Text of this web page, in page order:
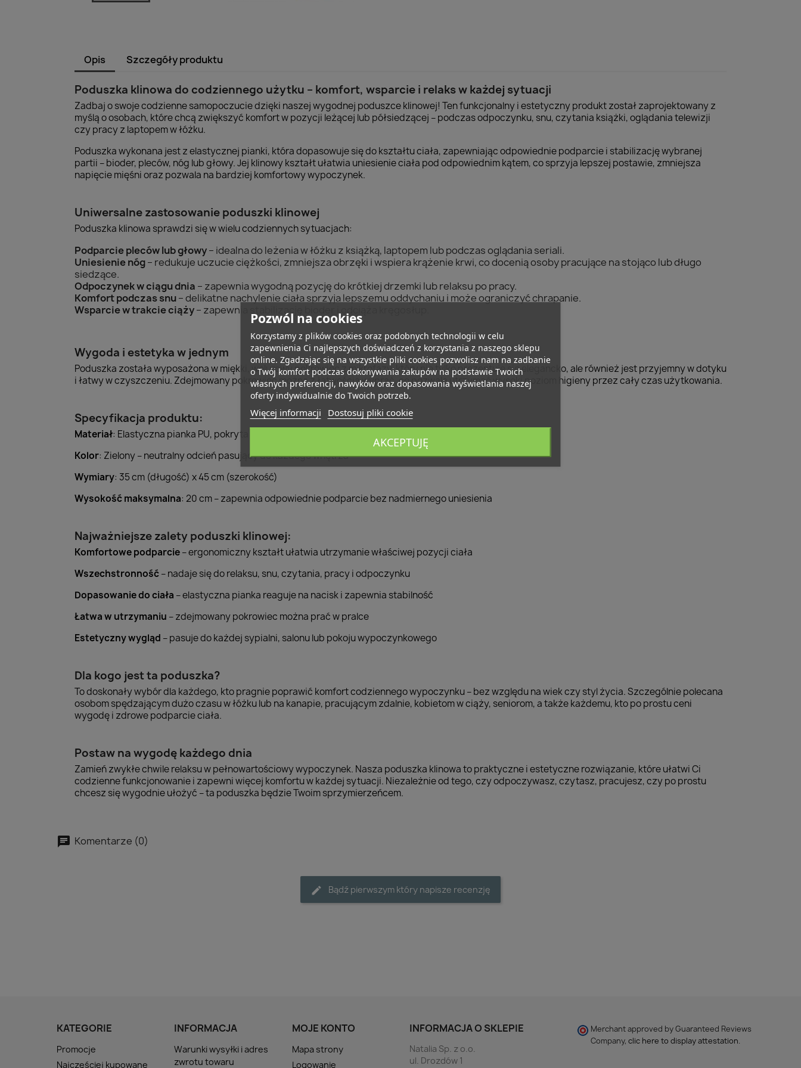
Opis Szczegóły produktu
Poduszka klinowa do codziennego użytku – komfort, wsparcie i relaks w każdej sytuacji
Zadbaj o swoje codzienne samopoczucie dzięki naszej wygodnej poduszce klinowej! Ten funkcjonalny i estetyczny produkt został zaprojektowany z
myślą o osobach, które chcą zwiększyć komfort w pozycji leżącej lub półsiedzącej – podczas odpoczynku, snu, czytania książki, oglądania telewizji
czy pracy z laptopem w łóżku.
Poduszka wykonana jest z elastycznej pianki, która dopasowuje się do kształtu ciała, zapewniając odpowiednie podparcie i stabilizację wybranej
partii – bioder, pleców, nóg lub głowy. Jej klinowy kształt ułatwia uniesienie ciała pod odpowiednim kątem, co sprzyja lepszej postawie, zmniejsza
napięcie mięśni oraz pozwala na bardziej komfortowy wypoczynek.
Uniwersalne zastosowanie poduszki klinowej
Poduszka klinowa sprawdzi się w wielu codziennych sytuacjach:
Podparcie pleców lub głowy– idealna do leżenia w łóżku z książką, laptopem lub podczas oglądania seriali.
Uniesienie nóg– redukuje uczucie ciężkości, zmniejsza obrzęki i wspiera krążenie krwi, co docenią osoby pracujące na stojąco lub długo
siedzące.
Odpoczynek w ciągu dnia – zapewnia wygodną pozycję do krótkiej drzemki lub relaksu po pracy.
Komfort podczas snu– delikatne nachylenie ciała sprzyja lepszemu oddychaniu i może ograniczyć chrapanie.
Wsparcie w trakcie ciąży– zapewnia stabilizację bioder i odciąża kręgosłup.
Wygoda i estetyka w jednym
Poduszka została wyposażona w miękki, welurowy pokrowiec z mikrofazy, który nie tylko prezentuje się elegancko, ale również jest przyjemny w dotyku
i łatwy w czyszczeniu. Zdejmowany pokrowiec można z łatwością wyprać, co pozwala utrzymać wysoki poziom higieny przez cały czas użytkowania.
Specyfikacja produktu:
Materiał: Elastyczna pianka PU, pokryta miękkim welurowym pokrowcem z mikrofazy
Kolor: Zielony – neutralny odcień pasujący do każdego wnętrza
Wymiary: 35 cm (długość) x 45 cm (szerokość)
Wysokość maksymalna: 20 cm – zapewnia odpowiednie podparcie bez nadmiernego uniesienia
Najważniejsze zalety poduszki klinowej:
Komfortowe podparcie– ergonomiczny kształt ułatwia utrzymanie właściwej pozycji ciała
Wszechstronność– nadaje się do relaksu, snu, czytania, pracy i odpoczynku
Dopasowanie do ciała – elastyczna pianka reaguje na nacisk i zapewnia stabilność
Łatwa w utrzymaniu – zdejmowany pokrowiec można prać w pralce
Estetyczny wygląd – pasuje do każdej sypialni, salonu lub pokoju wypoczynkowego
Dla kogo jest ta poduszka?
To doskonały wybór dla każdego, kto pragnie poprawić komfort codziennego wypoczynku – bez względu na wiek czy styl życia. Szczególnie polecana
osobom spędzającym dużo czasu w łóżku lub na kanapie, pracującym zdalnie, kobietom w ciąży, seniorom, a także każdemu, kto po prostu ceni
wygodę i zdrowe podparcie ciała.
Postaw na wygodę każdego dnia
Zamień zwykłe chwile relaksu w pełnowartościowy wypoczynek. Nasza poduszka klinowa to praktyczne i estetyczne rozwiązanie, które ułatwi Ci
codzienne funkcjonowanie i zapewni więcej komfortu w każdej sytuacji. Niezależnie od tego, czy odpoczywasz, czytasz, pracujesz, czy po prostu
chcesz się wygodnie ułożyć – ta poduszka będzie Twoim sprzymierzeńcem.
Komentarze (0)
Bądź pierwszym który napisze recenzję
KATEGORIE
Promocje
Najczęściej kupowane
INFORMACJA
Warunki wysyłki i adres
zwrotu towaru
MOJE KONTO
Mapa strony
Logowanie
INFORMACJA O SKLEPIE
Natalia Sp. z o.o.
ul. Drozdów 1
Merchant approved by Guaranteed Reviews
Company, clic here to display attestation.
Pozwól na cookies
Korzystamy z plików cookies oraz podobnych technologii w celu
zapewnienia Ci najlepszych doświadczeń z korzystania z naszego sklepu
online. Zgadzając się na wszystkie pliki cookies pozwolisz nam na zadbanie
o Twój komfort podczas dokonywania zakupów na podstawie Twoich
własnych preferencji, nawyków oraz dopasowania wyświetlania naszej
oferty indywidualnie do Twoich potrzeb.
Więcej informacji Dostosuj pliki cookie
AKCEPTUJĘ